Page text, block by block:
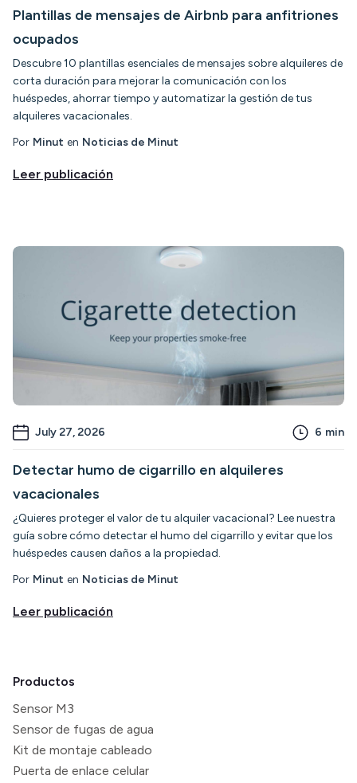
Plantillas de mensajes de Airbnb para anfitriones
ocupados
Descubre 10 plantillas esenciales de mensajes sobre alquileres de
corta duración para mejorar la comunicación con los
huéspedes, ahorrar tiempo y automatizar la gestión de tus
alquileres vacacionales.
Por Minut en Noticias de Minut
Leer publicación
July 27, 2026 6 min
Detectar humo de cigarrillo en alquileres
vacacionales
¿Quieres proteger el valor de tu alquiler vacacional? Lee nuestra
guía sobre cómo detectar el humo del cigarrillo y evitar que los
huéspedes causen daños a la propiedad.
Por Minut en Noticias de Minut
Leer publicación
Productos
Sensor M3
Sensor de fugas de agua
Kit de montaje cableado
Puerta de enlace celular